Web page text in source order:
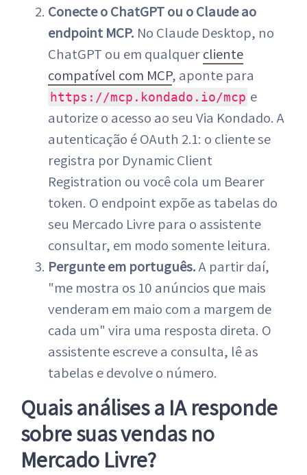
Conecte o ChatGPT ou o Claude ao
endpoint MCP. No Claude Desktop, no
ChatGPT ou em qualquercliente
compatível com MCP, aponte para
https://mcp.kondado.io/mcp e
autorize o acesso ao seu Via Kondado. A
autenticação é OAuth 2.1: o cliente se
registra por Dynamic Client
Registration ou você cola um Bearer
token. O endpoint expõe as tabelas do
seu Mercado Livre para o assistente
consultar, em modo somente leitura.
Pergunte em português.A partir daí,
"me mostra os 10 anúncios que mais
venderam em maio com a margem de
cada um" vira uma resposta direta. O
assistente escreve a consulta, lê as
tabelas e devolve o número.
Quais análises a IA responde
sobre suas vendas no
Mercado Livre?